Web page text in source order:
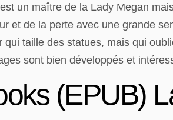
est un maître de la Lady Megan
et de la perte avec une grande
qui taille des statues, mais qui
sont bien développés et
(EPUB)